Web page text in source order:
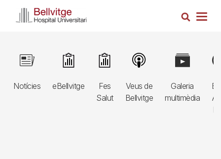
Cerca
Navegació
principal
3r
Notícies
Image
eBellvitge
Image
Fes
Salut
Image
Veus de
Bellvitge
Image
Galeria
multimèdia
Image